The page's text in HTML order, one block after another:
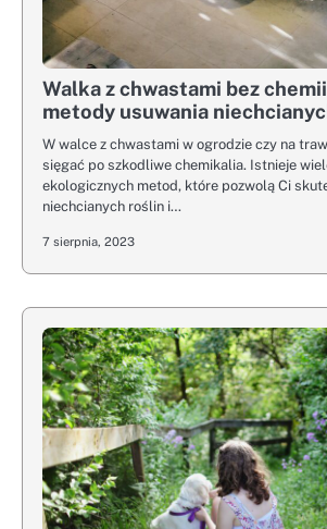
Walka z chwastami bez
metody usuwania
W walce z chwastami w ogrodzie czy na
sięgać po szkodliwe chemikalia. Istnieje
ekologicznych metod, które pozwolą Ci
niechcianych roślin i…
7 sierpnia, 2023